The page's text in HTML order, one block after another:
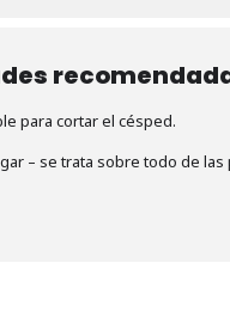
para cortar el césped.
– se trata sobre todo de